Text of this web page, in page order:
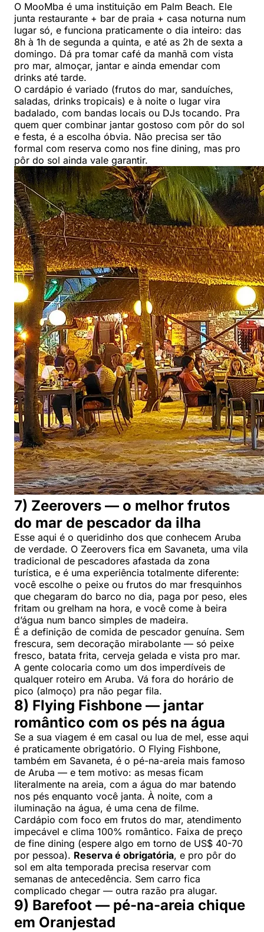
O MooMba é uma instituição em Palm Beach. Ele
junta restaurante + bar de praia + casa noturna num
lugar só, e funciona praticamente o dia inteiro: das
8h à 1h de segunda a quinta, e até as 2h de sexta a
domingo. Dá pra tomar café da manhã com vista
pro mar, almoçar, jantar e ainda emendar com
drinks até tarde.
O cardápio é variado (frutos do mar, sanduíches,
saladas, drinks tropicais) e à noite o lugar vira
badalado, com bandas locais ou DJs tocando. Pra
quem quer combinar jantar gostoso com pôr do sol
e festa, é a escolha óbvia. Não precisa ser tão
formal com reserva como nos fine dining, mas pro
pôr do sol ainda vale garantir.
7) Zeerovers — o melhor frutos
do mar de pescador da ilha
Esse aqui é o queridinho dos que conhecem Aruba
de verdade. O Zeerovers fica em Savaneta, uma vila
tradicional de pescadores afastada da zona
turística, e é uma experiência totalmente diferente:
você escolhe o peixe ou frutos do mar fresquinhos
que chegaram do barco no dia, paga por peso, eles
fritam ou grelham na hora, e você come à beira
d’água num banco simples de madeira.
É a definição de comida de pescador genuína. Sem
frescura, sem decoração mirabolante — só peixe
fresco, batata frita, cerveja gelada e vista pro mar.
A gente colocaria como um dos imperdíveis de
qualquer roteiro em Aruba. Vá fora do horário de
pico (almoço) pra não pegar fila.
8) Flying Fishbone — jantar
romântico com os pés na água
Se a sua viagem é em casal ou lua de mel, esse aqui
é praticamente obrigatório. O Flying Fishbone,
também em Savaneta, é o pé-na-areia mais famoso
de Aruba — e tem motivo: as mesas ficam
literalmente na areia, com a água do mar batendo
nos pés enquanto você janta. À noite, com a
iluminação na água, é uma cena de filme.
Cardápio com foco em frutos do mar, atendimento
impecável e clima 100% romântico. Faixa de preço
de fine dining (espere algo em torno de US$ 40-70
por pessoa). Reserva é obrigatória, e pro pôr do
sol em alta temporada precisa reservar com
semanas de antecedência. Sem carro fica
complicado chegar — outra razão pra alugar.
9) Barefoot — pé-na-areia chique
em Oranjestad